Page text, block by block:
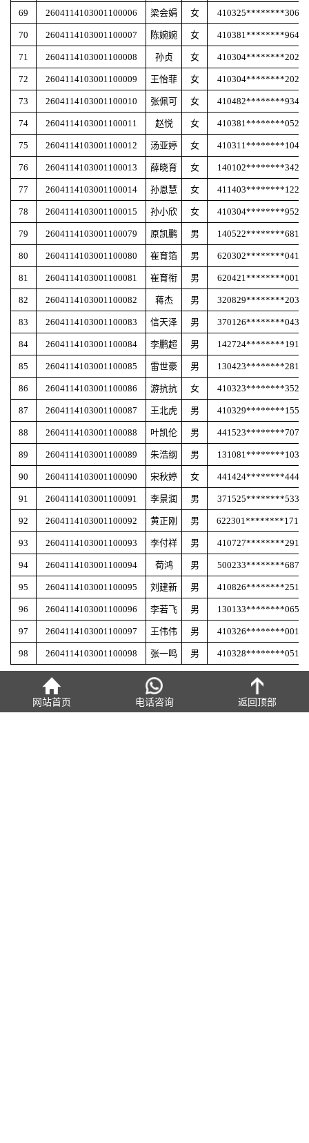
69 2604114103001100006 梁会娟 女 410325********3061
70 2604114103001100007 陈婉婉 女 410381********9645
71 2604114103001100008 孙贞 女 410304********2023
72 2604114103001100009 王怡菲 女 410304********2020
73 2604114103001100010 张佩可 女 410482********9343
74 2604114103001100011 赵悦 女 410381********0529
75 2604114103001100012 汤亚婷 女 410311********1040
76 2604114103001100013 薛晓育 女 140102********3422
77 2604114103001100014 孙恩慧 女 411403********1227
78 2604114103001100015 孙小欣 女 410304********9523
79 2604114103001100079 原凯鹏 男 140522********6813
80 2604114103001100080 崔育箔 男 620302********0419
81 2604114103001100081 崔育衔 男 620421********0017
82 2604114103001100082 蒋杰 男 320829********2039
83 2604114103001100083 信天泽 男 370126********0439
84 2604114103001100084 李鹏超 男 142724********1914
85 2604114103001100085 雷世豪 男 130423********2819
86 2604114103001100086 游抗抗 女 410323********3524
87 2604114103001100087 王北虎 男 410329********1558
88 2604114103001100088 叶凯伦 男 441523********7074
89 2604114103001100089 朱浩纲 男 131081********1034
90 2604114103001100090 宋秋婷 女 441424********4447
91 2604114103001100091 李景润 男 371525********5339
92 2604114103001100092 黄正刚 男 622301********171X
93 2604114103001100093 李付祥 男 410727********2913
94 2604114103001100094 荀鸿 男 500233********6874
95 2604114103001100095 刘建新 男 410826********2510
96 2604114103001100096 李若飞 男 130133********0653
97 2604114103001100097 王伟伟 男 410326********0013
98 2604114103001100098 张一鸣 男 410328********0519
上一篇： 2026年4月11日洛阳机车职业教育中心职业技能等级认定
成绩公示表（一）
网站首页 电话咨询 返回顶部